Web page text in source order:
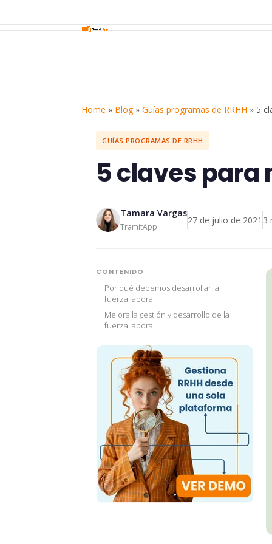
Home » Blog»Guías programas de RRHH » 5
GUÍAS PROGRAMAS DE RRHH
5 claves para
Tamara Vargas
TramitApp
27 de julio de 2021 3
CONTENIDO
Por qué debemos desarrollar la
fuerza laboral
Mejora la gestión y desarrollo de la
fuerza laboral